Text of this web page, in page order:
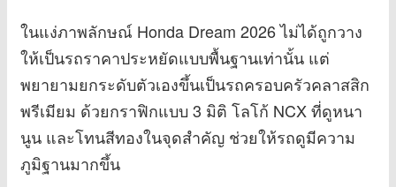
ในแง่ภาพลักษณ์ Honda Dream 2026 ไม่ได้ถูกวาง
ให้เป็นรถราคาประหยัดแบบพื้นฐานเท่านั้น แต่
พยายามยกระดับตัวเองขึ้นเป็นรถครอบครัวคลาสสิก
พรีเมียม ด้วยกราฟิกแบบ 3 มิติ โลโก้ NCX ที่ดูหนา
นูน และโทนสีทองในจุดสำคัญ ช่วยให้รถดูมีความ
ภูมิฐานมากขึ้น